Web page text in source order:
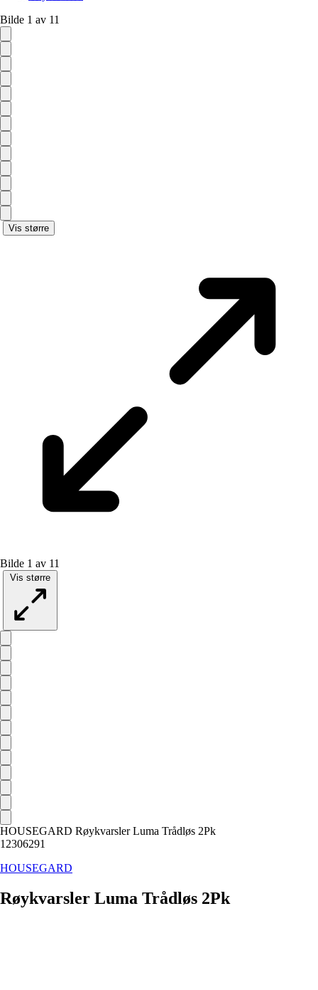
Bilde 1 av 11
Vis større
Bilde 1 av 11
Vis større
HOUSEGARD Røykvarsler Luma Trådløs 2Pk
12306291
HOUSEGARD
Røykvarsler Luma Trådløs 2Pk